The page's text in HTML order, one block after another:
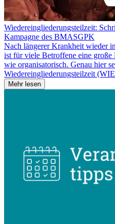
Wiedereingliederungsteilzeit:
Kampagne des BMASGPK
Nach längerer Krankheit wieder
ist für viele Betroffene eine
wie organisatorisch. Genau hier
Wiedereingliederungsteilzeit
Mehr lesen